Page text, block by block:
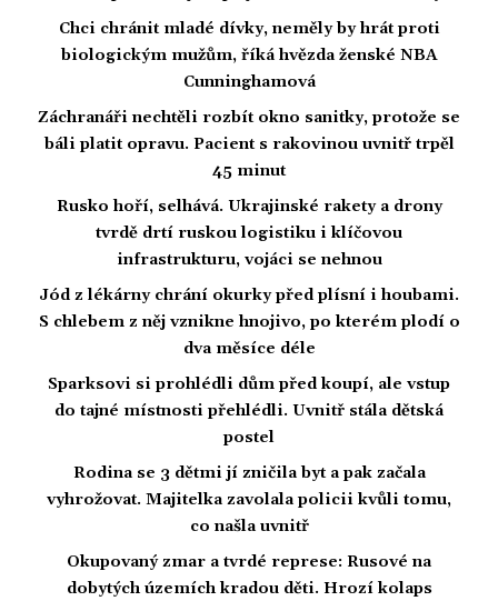
Chci chránit mladé dívky, neměly by hrát proti
biologickým mužům, říká hvězda ženské NBA
Cunninghamová
Záchranáři nechtěli rozbít okno sanitky, protože se
báli platit opravu. Pacient s rakovinou uvnitř trpěl
45 minut
Rusko hoří, selhává. Ukrajinské rakety a drony
tvrdě drtí ruskou logistiku i klíčovou
infrastrukturu, vojáci se nehnou
Jód z lékárny chrání okurky před plísní i houbami.
S chlebem z něj vznikne hnojivo, po kterém plodí o
dva měsíce déle
Sparksovi si prohlédli dům před koupí, ale vstup
do tajné místnosti přehlédli. Uvnitř stála dětská
postel
Rodina se 3 dětmi jí zničila byt a pak začala
vyhrožovat. Majitelka zavolala policii kvůli tomu,
co našla uvnitř
Okupovaný zmar a tvrdé represe: Rusové na
dobytých územích kradou děti. Hrozí kolaps